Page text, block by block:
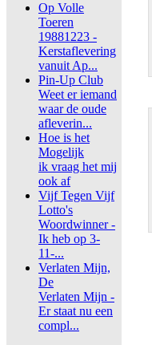
Op Volle
Toeren
19881223 -
Kerstaflevering
vanuit Ap...
Pin-Up Club
Weet er iemand
waar de oude
afleverin...
Hoe is het
Mogelijk
ik vraag het mij
ook af
Vijf Tegen Vijf
Lotto's
Woordwinner -
Ik heb op 3-
11-...
Verlaten Mijn,
De
Verlaten Mijn -
Er staat nu een
compl...